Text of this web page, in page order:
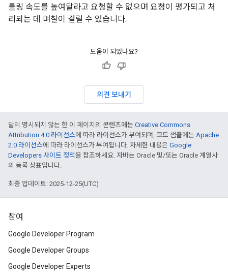
롤링 속도를 높여달라고 요청할 수 없으며 요청이 평가되고 처
리되는 데 며칠이 걸릴 수 있습니다.
도움이 되었나요?
의견 보내기
달리 명시되지 않는 한 이 페이지의 콘텐츠에는 Creative Commons
Attribution 4.0 라이선스에 따라 라이선스가 부여되며, 코드 샘플에는 Apache
2.0 라이선스에 따라 라이선스가 부여됩니다. 자세한 내용은 Google
Developers 사이트 정책을 참조하세요. 자바는 Oracle 및/또는 Oracle 계열사
의 등록 상표입니다.
최종 업데이트: 2025-12-25(UTC)
참여
Google Developer Program
Google Developer Groups
Google Developer Experts